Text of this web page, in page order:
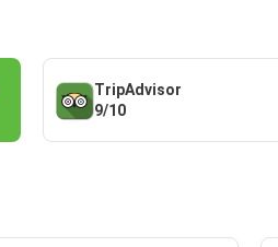
TripAdvisor
9/10